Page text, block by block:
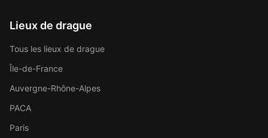
Lieux de drague
Tous les lieux de drague
Île-de-France
Auvergne-Rhône-Alpes
PACA
Paris